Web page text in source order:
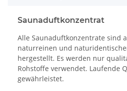
Saunaduftkonzentrat
Alle Saunaduftkonzentrate sind
naturreinen und
hergestellt. Es werden nur
Rohstoffe verwendet. Laufende
gewährleistet.